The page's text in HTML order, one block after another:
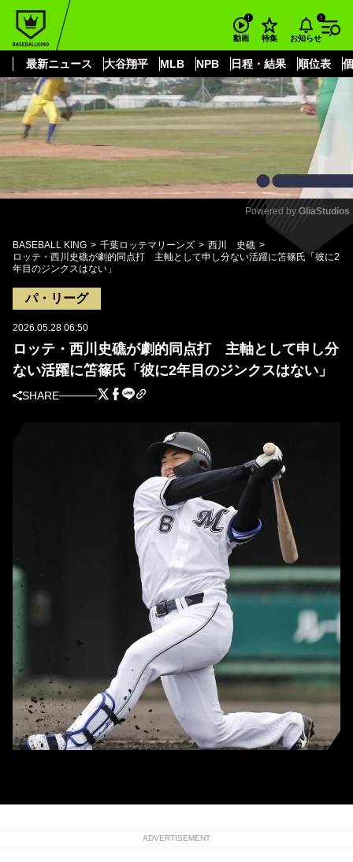
動画 特集 お知らせ
最新ニュース 大谷翔平 MLB NPB 日程・結果 順位表
もっと見る
Mute
Powered by GliaStudios
BASEBALL KING 千葉ロッテマリーンズ
西川 史礁
ロッテ・西川史礁が劇的同点打 主軸として申し分ない活躍に笘篠氏「彼に2
年目のジンクスはない」
パ・リーグ
2026.05.28 06:50
ロッテ・西川史礁が劇的同点打 主軸として申し分
ない活躍に笘篠氏「彼に2年目のジンクスはない」
SHARE
ADVERTISEMENT